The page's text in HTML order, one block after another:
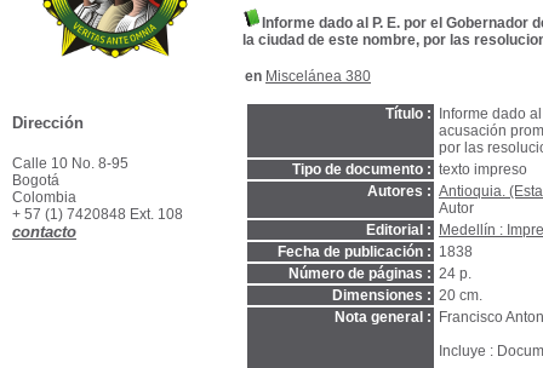
Informe dado al P. E. por el
la ciudad de este nombre, por las
en Miscelánea 380
Título :
Informe dado
acusación
por las
Tipo de documento : texto impreso
Autores : Antioquia.
Autor
Editorial :
Medellín :
Fecha de publicación : 1838
Número de páginas : 24 p.
Dimensiones : 20 cm.
Nota general :
Francisco
Incluye :
Dirección
Calle 10 No. 8-95
Bogotá
Colombia
+ 57 (1) 7420848 Ext. 108
contacto